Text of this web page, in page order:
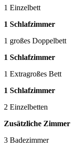
1 Einzelbett
1 Schlafzimmer
1 großes Doppelbett
1 Schlafzimmer
1 Extragroßes Bett
1 Schlafzimmer
2 Einzelbetten
Zusätzliche Zimmer
3 Badezimmer